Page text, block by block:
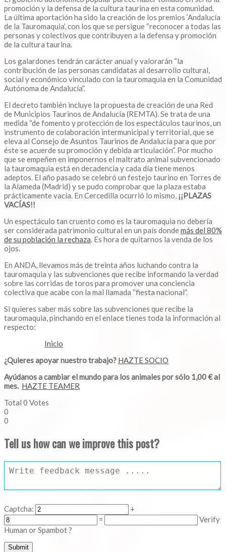
promoción y la defensa de la cultura taurina en esta comunidad.
La última aportación ha sido la creación de los premios ‘Andalucía
de la Tauromaquia’, con los que se persigue “reconocer a todas las
personas y colectivos que contribuyen a la defensa y promoción
de la cultura taurina.
Los galardones tendrán carácter anual y valorarán “la
contribución de las personas candidatas al desarrollo cultural,
social y económico vinculado con la tauromaquia en la Comunidad
Autónoma de Andalucía”.
El decreto también incluye la propuesta de creación de una Red
de Municipios Taurinos de Andalucía (REMTA). Se trata de una
medida “de fomento y protección de los espectáculos taurinos, un
instrumento de colaboración intermunicipal y territorial, que se
eleva al Consejo de Asuntos Taurinos de Andalucía para que por
éste se acuerde su promoción y debida articulación”. Por mucho
que se empeñen en imponernos el maltrato animal subvencionado
la tauromaquia está en decadencia y cada día tiene menos
adeptos. El año pasado se celebró un festejo taurino en Torres de
la Alameda (Madrid) y se pudo comprobar que la plaza estaba
prácticamente vacía. En Cercedilla ocurrió lo mismo, ¡¡PLAZAS
VACÍAS!!
Un espectáculo tan cruento como es la tauromaquia no debería
ser considerada patrimonio cultural en un país dondemás del 80%
de su población la rechaza. Es hora de quitarnos la venda de los
ojos.
En ANDA, llevamos más de treinta años luchando contra la
tauromaquia y las subvenciones que recibe informando la verdad
sobre las corridas de toros para promover una conciencia
colectiva que acabe con la mal llamada “fiesta nacional”.
Si quieres saber más sobre las subvenciones que recibe la
tauromaquia, pinchando en el enlace tienes toda la información al
respecto:
Inicio
¿Quieres apoyar nuestro trabajo? HAZTE SOCIO
Ayúdanos a cambiar el mundo para los animales por sólo 1,00 € al
mes. HAZTE TEAMER
Total 0 Votes
0
0
Tell us how can we improve this post?
Captcha:
+
=
Verify
Human or Spambot ?